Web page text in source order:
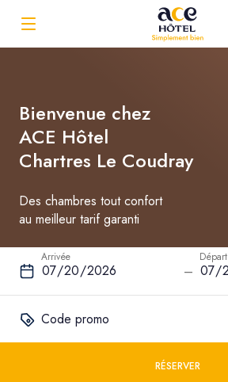
Bienvenue chez
ACE Hôtel
Chartres Le Coudray
Des chambres tout confort
au meilleur tarif garanti
Arrivée
–
Départ
Code promo
RÉSERVER